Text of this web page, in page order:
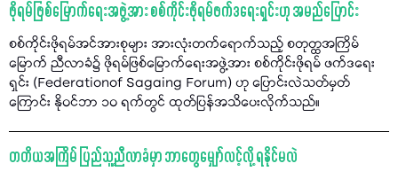
ဖိုရမ်ဖြစ်မြောက်ရေးအဖွဲ့အား စစ်ကိုင်းဖိုရမ်ဖက်ဒရေးရှင်းဟု အမည်ပြောင်း
စစ်ကိုင်းဖိုရမ်အင်အားစုများ အားလုံးတက်ရောက်သည့် စတုတ္ထအကြိမ်
မြောက် ညီလာခံ၌ ဖိုရမ်ဖြစ်မြောက်ရေးအဖွဲ့အား စစ်ကိုင်းဖိုရမ် ဖက်ဒရေး
ရှင်း (Federationof Sagaing Forum) ဟု ပြောင်းလဲသတ်မှတ်
ကြောင်း နိုဝင်ဘာ ၁၀ ရက်တွင် ထုတ်ပြန်အသိပေးလိုက်သည်။
တတိယအကြိမ် ပြည်သူ့ညီလာခံမှာ ဘာတွေမျှော်လင့်လို့ ရနိုင်မလဲ